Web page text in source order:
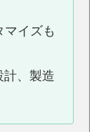
マイズも
計、製造